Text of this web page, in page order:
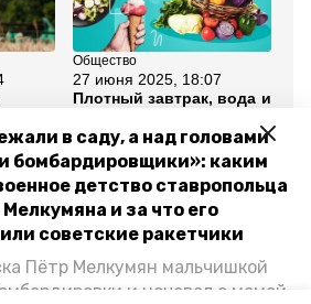
в саду, а над головами
бомбардировщики»: каким
детство ставропольца
и за что его
советские ракетчики
Пётр Мелкумян мальчишкой
и ночевал с мамой
Общество
27 июня 2025, 18:07
Плотный завтрак, вода и
составить летний
рацион